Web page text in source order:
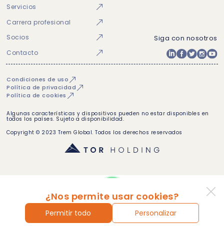
¿Nos permite usar cookies?
Permitir todo Personalizar
Servicios
Carrera profesional
Socios
Contacto
Siga con nosotros
Condiciones de uso
Política de privacidad
Política de cookies
Algunas características y dispositivos pueden no estar disponibles en
todos los países. Sujeto a disponibilidad.
Copyright © 2023 Trem Global. Todos los derechos reservados